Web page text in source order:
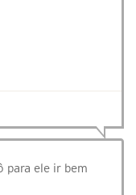
para ele ir bem